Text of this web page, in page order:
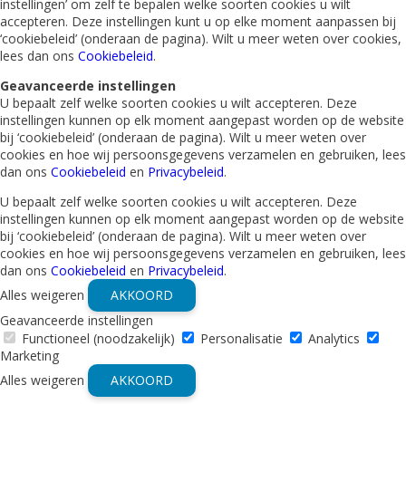
instellingen’ om zelf te bepalen welke soorten cookies u wilt
accepteren. Deze instellingen kunt u op elke moment aanpassen bij
‘cookiebeleid’ (onderaan de pagina). Wilt u meer weten over cookies,
lees dan ons Cookiebeleid.
Geavanceerde instellingen
U bepaalt zelf welke soorten cookies u wilt accepteren. Deze
instellingen kunnen op elk moment aangepast worden op de website
bij ‘cookiebeleid’ (onderaan de pagina). Wilt u meer weten over
cookies en hoe wij persoonsgegevens verzamelen en gebruiken, lees
dan ons Cookiebeleid en Privacybeleid.
U bepaalt zelf welke soorten cookies u wilt accepteren. Deze
instellingen kunnen op elk moment aangepast worden op de website
bij ‘cookiebeleid’ (onderaan de pagina). Wilt u meer weten over
cookies en hoe wij persoonsgegevens verzamelen en gebruiken, lees
dan ons Cookiebeleid en Privacybeleid.
Alles weigeren
AKKOORD
Geavanceerde instellingen
Functioneel (noodzakelijk)
Personalisatie
Analytics
Marketing
Alles weigeren
AKKOORD